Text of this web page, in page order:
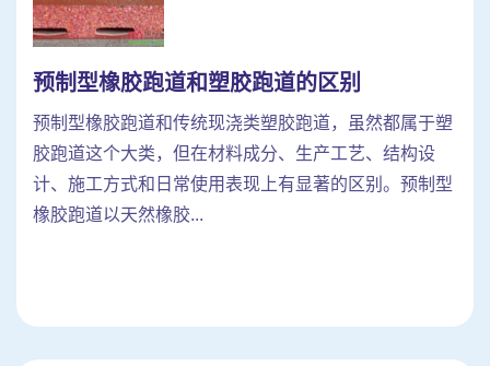
预制型橡胶跑道和塑胶跑道的区别
预制型橡胶跑道和传统现浇类塑胶跑道，虽然都属于塑
胶跑道这个大类，但在材料成分、生产工艺、结构设
计、施工方式和日常使用表现上有显著的区别。预制型
橡胶跑道以天然橡胶...